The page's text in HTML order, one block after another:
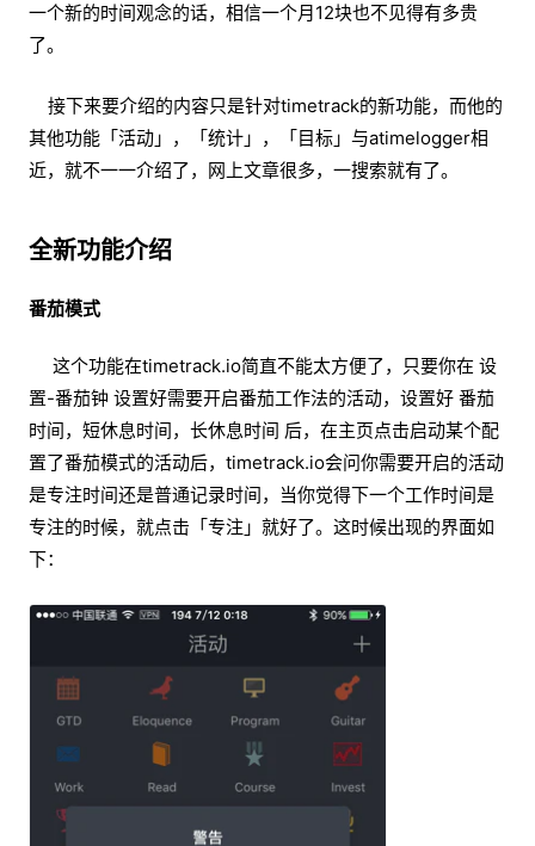
一个新的时间观念的话，相信一个月12块也不见得有多贵
了。
接下来要介绍的内容只是针对timetrack的新功能，而他的
其他功能「活动」，「统计」，「目标」与atimelogger相
近，就不一一介绍了，网上文章很多，一搜索就有了。
全新功能介绍
番茄模式
这个功能在timetrack.io简直不能太方便了，只要你在 设
置-番茄钟 设置好需要开启番茄工作法的活动，设置好 番茄
时间，短休息时间，长休息时间 后，在主页点击启动某个配
置了番茄模式的活动后，timetrack.io会问你需要开启的活动
是专注时间还是普通记录时间，当你觉得下一个工作时间是
专注的时候，就点击「专注」就好了。这时候出现的界面如
下：